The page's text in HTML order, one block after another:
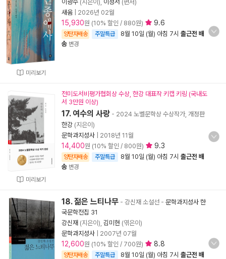
미리보기
이광수 (지은이), 이정서 (편저)
새움
2026년 02월
15,930원 (10% 할인 / 880원) 9.6
양탄자배송 주말특급 8월 10일 (월) 아침 7시 출근전 배
송 변경
미리보기
전미도서비평가협회상 수상, 한강 대표작 키캡 키링 (국내도
서 3만원 이상)
17. 여수의 사랑 - 2024 노벨문학상 수상작가, 개정판
한강 (지은이)
문학과지성사
2018년 11월
14,400원 (10% 할인 / 800원) 9.3
양탄자배송 주말특급 8월 10일 (월) 아침 7시 출근전 배
송 변경
18. 젊은 느티나무 - 강신재 소설선 - 문학과지성사 한
국문학전집 31
강신재 (지은이), 김미현 (엮은이)
문학과지성사
2007년 07월
12,600원 (10% 할인 / 700원) 8.8
양탄자배송 주말특급 8월 10일 (월) 아침 7시 출근전 배